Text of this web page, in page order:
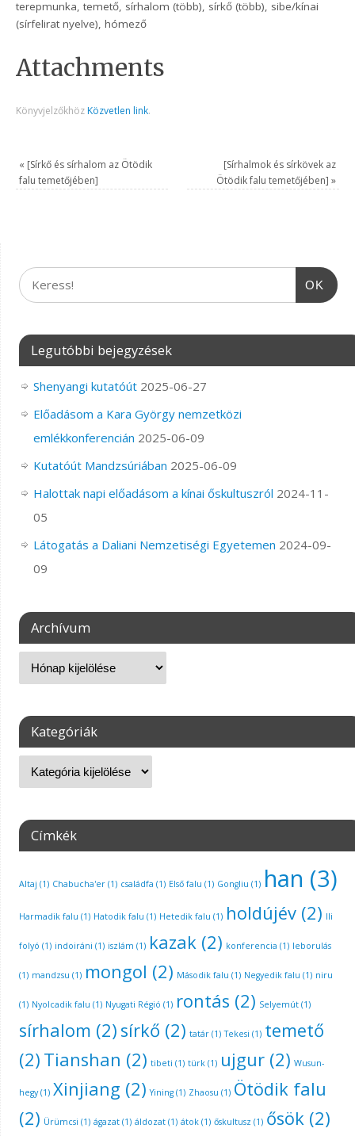
terepmunka, temető, sírhalom (több), sírkő (több), sibe/kínai
(sírfelirat nyelve), hómező
Attachments
Könyvjelzőkhöz Közvetlen link.
« [Sírkő és sírhalom az Ötödik
falu temetőjében]
[Sírhalmok és sírkövek az
Ötödik falu temetőjében] »
OK
Legutóbbi bejegyzések
Shenyangi kutatóút 2025-06-27
Előadásom a Kara György nemzetközi
emlékkonferencián 2025-06-09
Kutatóút Mandzsúriában 2025-06-09
Halottak napi előadásom a kínai őskultuszról 2024-11-
05
Látogatás a Daliani Nemzetiségi Egyetemen 2024-09-
09
Archívum
Kategóriák
Címkék
Altaj (1) Chabucha'er(1) családfa (1) Első falu (1) Gongliu (1) han (3)
Harmadik falu (1) Hatodik falu (1) Hetedik falu (1) holdújév(2) Ili
folyó (1) indoiráni (1) iszlám (1) kazak(2) konferencia (1) leborulás
(1) mandzsu (1) mongol (2) Második falu (1) Negyedik falu (1) niru
(1) Nyolcadik falu (1) Nyugati Régió (1) rontás (2) Selyemút(1)
sírhalom (2) sírkő (2) tatár(1) Tekesi (1) temető
(2) Tianshan (2) tibeti (1) türk(1) ujgur(2) Wusun-
hegy(1) Xinjiang (2) Yining(1) Zhaosu (1) Ötödik falu
(2) Ürümcsi (1) ágazat(1) áldozat(1) átok(1) őskultusz (1) ősök(2)